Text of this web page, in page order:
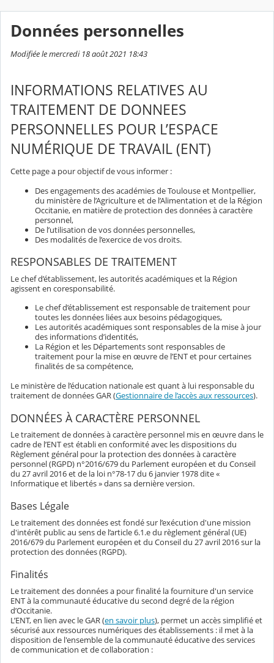
Données personnelles
Modifiée le mercredi 18 août 2021 18:43
INFORMATIONS RELATIVES AU
TRAITEMENT DE DONNEES
PERSONNELLES POUR L’ESPACE
NUMÉRIQUE DE TRAVAIL (ENT)
Cette page a pour objectif de vous informer :
Des engagements des académies de Toulouse et Montpellier,
du ministère de l’Agriculture et de l’Alimentation et de la Région
Occitanie, en matière de protection des données à caractère
personnel,
De l’utilisation de vos données personnelles,
Des modalités de l’exercice de vos droits.
RESPONSABLES DE TRAITEMENT
Le chef d’établissement, les autorités académiques et la Région
agissent en coresponsabilité.
Le chef d’établissement est responsable de traitement pour
toutes les données liées aux besoins pédagogiques,
Les autorités académiques sont responsables de la mise à jour
des informations d’identités,
La Région et les Départements sont responsables de
traitement pour la mise en œuvre de l’ENT et pour certaines
finalités de sa compétence,
Le ministère de l’éducation nationale est quant à lui responsable du
traitement de données GAR (Gestionnaire de l’accès aux ressources).
DONNÉES À CARACTÈRE PERSONNEL
Le traitement de données à caractère personnel mis en œuvre dans le
cadre de l’ENT est établi en conformité avec les dispositions du
Règlement général pour la protection des données à caractère
personnel (RGPD) n°2016/679 du Parlement européen et du Conseil
du 27 avril 2016 et de la loi n°78-17 du 6 janvier 1978 dite «
Informatique et libertés » dans sa dernière version.
Bases Légale
Le traitement des données est fondé sur l’exécution d'une mission
d'intérêt public au sens de l’article 6.1.e du règlement général (UE)
2016/679 du Parlement européen et du Conseil du 27 avril 2016 sur la
protection des données (RGPD).
Finalités
Le traitement des données a pour finalité la fourniture d'un service
ENT à la communauté éducative du second degré de la région
d’Occitanie.
L’ENT, en lien avec le GAR (en savoir plus), permet un accès simplifié et
sécurisé aux ressources numériques des établissements : il met à la
disposition de l'ensemble de la communauté éducative des services
de communication et de collaboration :